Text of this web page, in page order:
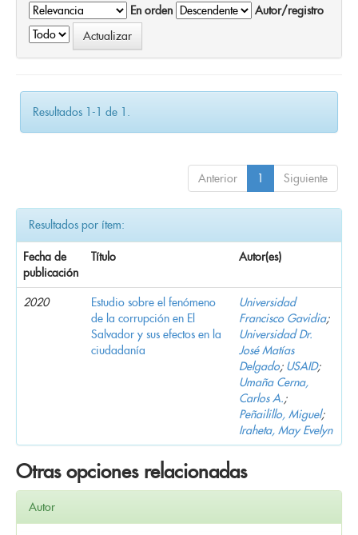
En orden
Autor/registro
Resultados 1-1 de 1.
Anterior 1 Siguiente
Resultados por ítem:
Fecha de
publicación
Título Autor(es)
2020
Estudio sobre el fenómeno
de la corrupción en El
Salvador y sus efectos en la
ciudadanía
Universidad
Francisco Gavidia;
Universidad Dr.
José Matías
Delgado; USAID;
Umaña Cerna,
Carlos A.;
Peñailillo, Miguel;
Iraheta, May Evelyn
Otras opciones relacionadas
Autor